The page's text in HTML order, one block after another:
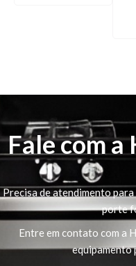
Fale com
Precisa de atendimento
porte
Entre em contato com a
equipamento